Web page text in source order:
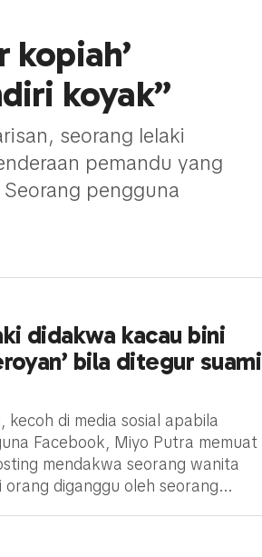
kopiah’
koyak”
seorang lelaki
pemandu yang
pengguna
didakwa kacau bini
bila ditegur suami
kecoh di media sosial apabila
Facebook, Miyo Putra memuat
mendakwa seorang wanita
diganggu oleh seorang...